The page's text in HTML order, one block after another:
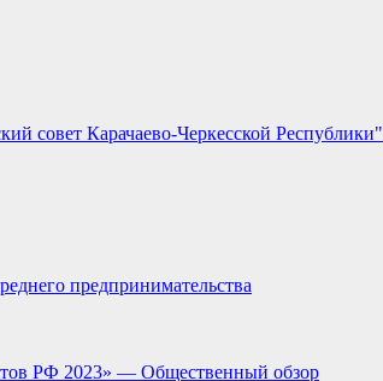
совет Карачаево-Черкесской Республики"
предпринимательства
РФ 2023» — Общественный обзор